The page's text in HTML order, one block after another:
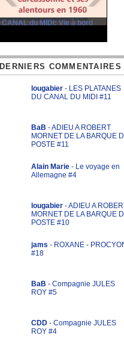
CANAL du MIDI: Vie à bord
DERNIERS COMMENTAIRES
lougabier - LES PLATANES
DU CANAL DU MIDI #11
BaB - ADIEU A ROBERT
MORNET DE LA BARQUE
POSTE #11
Alain Marie - Le voyage en
Allemagne #4
lougabier - ADIEU A
MORNET DE LA BARQUE
POSTE #10
jams - ROXANE -
#18
BaB - Compagnie JULES
ROY #5
CDD - Compagnie JULES
ROY #4